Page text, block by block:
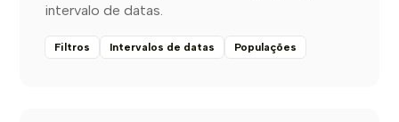
intervalo de datas.
Filtros Intervalos de datas Populações